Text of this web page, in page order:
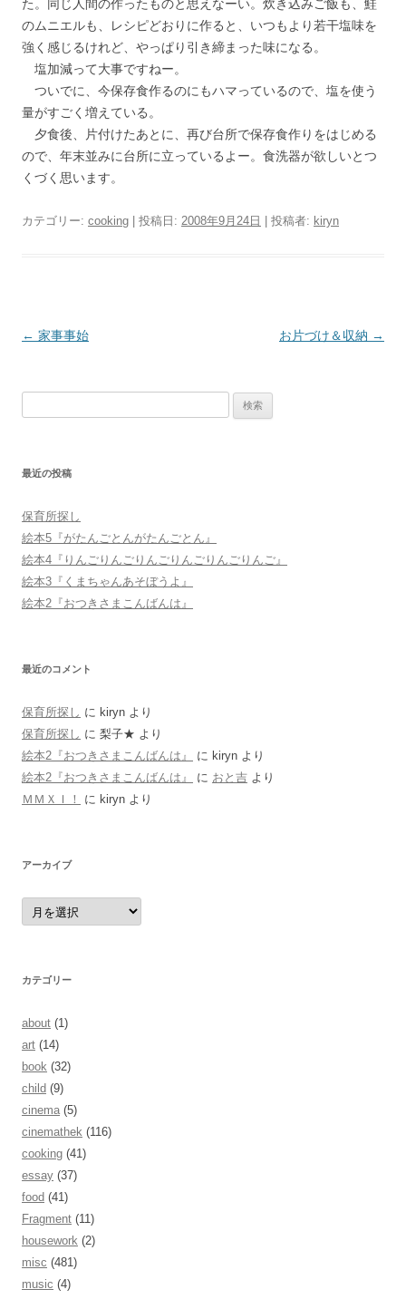
た。同じ人間の作ったものと思えなーい。炊き込みご飯も、鮭
のムニエルも、レシピどおりに作ると、いつもより若干塩味を
強く感じるけれど、やっぱり引き締まった味になる。
塩加減って大事ですねー。
ついでに、今保存食作るのにもハマっているので、塩を使う
量がすごく増えている。
夕食後、片付けたあとに、再び台所で保存食作りをはじめる
ので、年末並みに台所に立っているよー。食洗器が欲しいとつ
くづく思います。
カテゴリー: cooking | 投稿日: 2008年9月24日 投稿者: kiryn
投
ョ
ン
← 家事事始 お片づけ＆収納 →
最近の投稿
保育所探し
絵本5『がたんごとんがたんごとん』
絵本4『りんごりんごりんごりんごりんごりんご』
絵本3『くまちゃんあそぼうよ』
絵本2『おつきさまこんばんは』
最近のコメント
保育所探し に kiryn より
保育所探し に 梨子★ より
絵本2『おつきさまこんばんは』
に kiryn より
絵本2『おつきさまこんばんは』
に おと吉 より
ＭＭＸＩ！
に kiryn より
アーカイブ
ア
ー
カ
カテゴリー
about (1)
art (14)
book (32)
child (9)
cinema (5)
cinemathek (116)
cooking (41)
essay (37)
food (41)
Fragment (11)
housework (2)
misc (481)
music (4)